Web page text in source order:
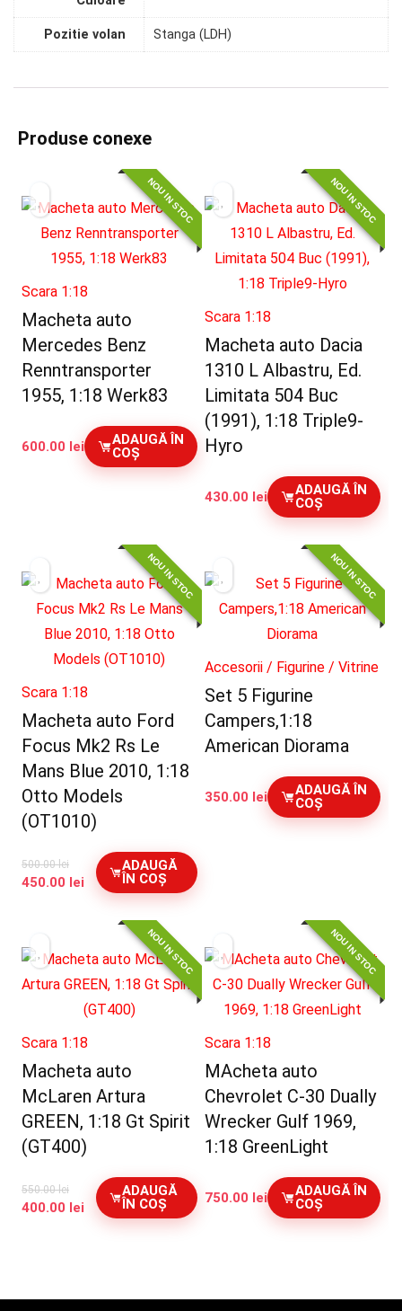
Pozitie volan Stanga (LDH)
Produse conexe
NOU IN STOC
Scara 1:18
Macheta auto
Mercedes Benz
Renntransporter
1955, 1:18 Werk83
600.00 lei
ADAUGĂ ÎN
COȘ
NOU IN STOC
Scara 1:18
Macheta auto Dacia
1310 L Albastru, Ed.
Limitata 504 Buc
(1991), 1:18 Triple9-
Hyro
430.00 lei
ADAUGĂ ÎN
COȘ
NOU IN STOC
Scara 1:18
Macheta auto Ford
Focus Mk2 Rs Le
Mans Blue 2010, 1:18
Otto Models
(OT1010)
500.00lei
Prețul
500.00 lei.
450.00 lei Prețul
curent
450.00 lei.
ADAUGĂ
ÎN COȘ
NOU IN STOC
Accesorii / Figurine / Vitrine
Set 5 Figurine
Campers,1:18
American Diorama
350.00 lei
ADAUGĂ ÎN
COȘ
NOU IN STOC
Scara 1:18
Macheta auto
McLaren Artura
GREEN, 1:18 Gt Spirit
(GT400)
550.00lei
Prețul
400.00 lei Prețul
curent
ADAUGĂ
ÎN COȘ
NOU IN STOC
Scara 1:18
MAcheta auto
Chevrolet C-30 Dually
Wrecker Gulf 1969,
1:18 GreenLight
750.00 lei
ADAUGĂ ÎN
COȘ